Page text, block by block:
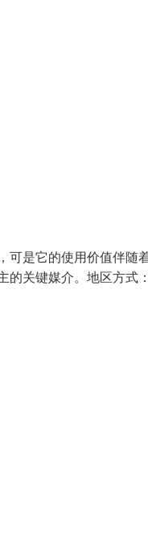
可是它的使用价值伴随
的关键媒介。地区方式